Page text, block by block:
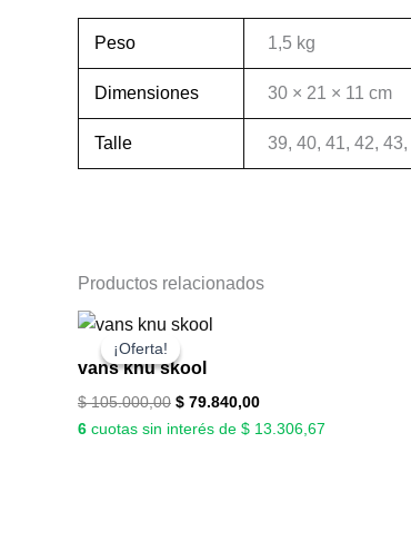
Peso 1,5 kg
Dimensiones 30 × 21 × 11 cm
Talle 39, 40, 41, 42,
Productos relacionados
¡Oferta!
¡Oferta!
vans knu skool
$105.000,00
El
original
era:
$ 105.000,00.
$ 79.840,00$ 79.840,00.
6 cuotas sin interés de $ 13.306,67